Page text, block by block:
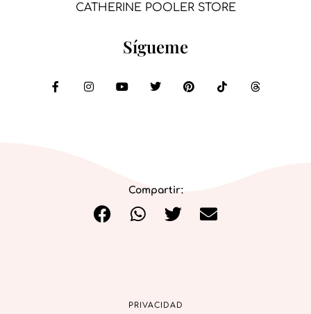
CATHERINE POOLER STORE
Sígueme
Compartir:
PRIVACIDAD